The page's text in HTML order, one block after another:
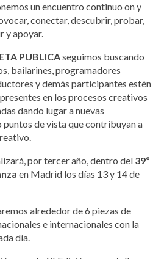
un encuentro continuo on y
conectar, descubrir, probar,
y apoyar.
PUBLICAseguimos buscando
bailarines, programadores
y demás participantes estén
en los procesos creativos
dando lugar a nuevas
de vista que contribuyan a
por tercer año, dentro del 39º
en Madrid los días 13 y 14 de
alrededor de 6 piezas de
e internacionales con la
día.